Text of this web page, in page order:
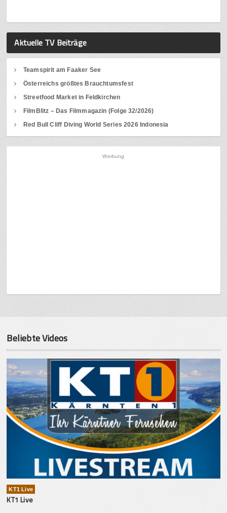
Aktuelle TV Beiträge
Teamspirit am Faaker See
Österreichs größtes Brauchtumsfest
Streetfood Market in Feldkirchen
FilmBlitz – Das Filmmagazin (Folge 32/2026)
Red Bull Cliff Diving World Series 2026 Indonesia
Werbung
Beliebte Videos
KT1 Live
KT1 Live